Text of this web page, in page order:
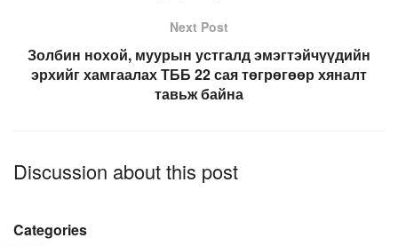
Next Post
Золбин нохой, муурын устгалд эмэгтэйчүүдийн
эрхийг хамгаалах ТББ 22 сая төгрөгөөр хяналт
тавьж байна
Discussion about this post
Categories